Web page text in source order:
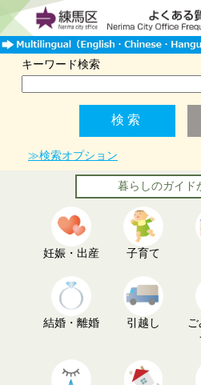
キーワード検索
≫検索オプション
暮らしのガイド
妊娠・出産 子育て
結婚・離婚 引越し